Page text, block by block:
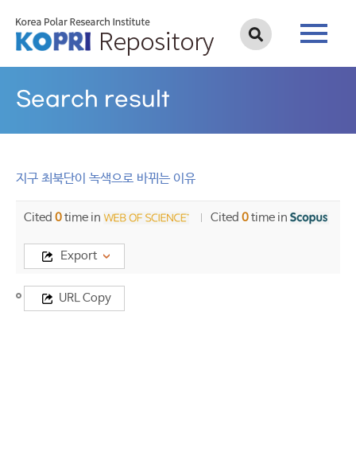
Search result
지구 최북단이 녹색으로 바뀌는 이유
Cited 0time in Cited 0time in
Export
URL Copy
Title
지